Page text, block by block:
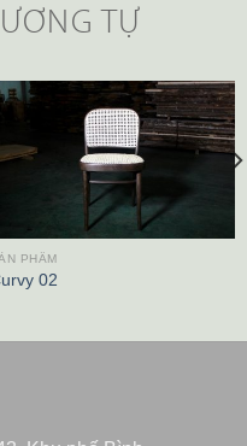
TỰ
PHẨM
02